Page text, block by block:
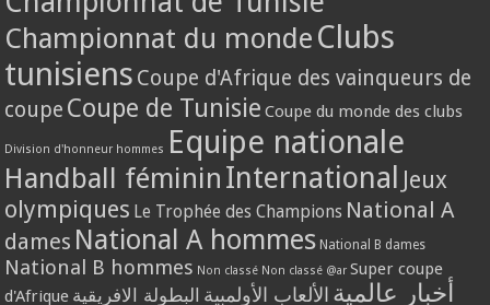
Championnat du monde Clubs
tunisiens Coupe d'Afrique des vainqueurs de
coupe Coupe de Tunisie Coupe du monde des clubs
Division d'honneur hommes Equipe nationale
Handball féminin International Jeux
olympiques Le Trophée des Champions National A
dames National A hommes National B dames
National B hommes Non classé Non classé @ar Super coupe
d'Afrique
أخبار عالمية الألعاب الأولمبية البطولة الافريقية